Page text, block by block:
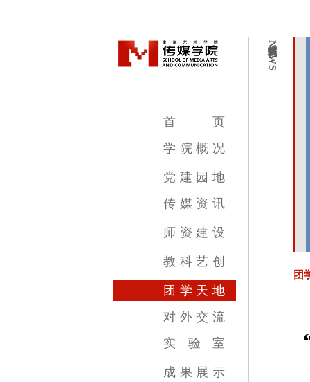
首
页
学 院 概 况
学院简介
学院领导
机构设置
教学设施
专业介绍
党 建 园 地
传 媒 资 讯
传媒新闻
传媒公告
传媒艺讯
师 资 建 设
广播电视编导专业
动画专业
数字媒体艺术专业
录音艺术专业
摄影专业
广告学专业
影视摄影与制作专业
基础部
教 科 艺 创
教育教学新闻
科研成果
艺术创作
团 学 天 地
对 外 交 流
实
验 室
国家示范中心
虚拟实践教育中心
传媒实验教学平台
虚拟仿真教学中心
跨学科综合训练中心
数字图像教育中心
成 果 展 示
NEWS
团